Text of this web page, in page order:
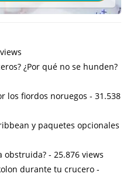
¿Por qué no se hunden?
los fiordos noruegos - 31.538
y paquetes opcionales
obstruida? - 25.876 views
durante tu crucero -